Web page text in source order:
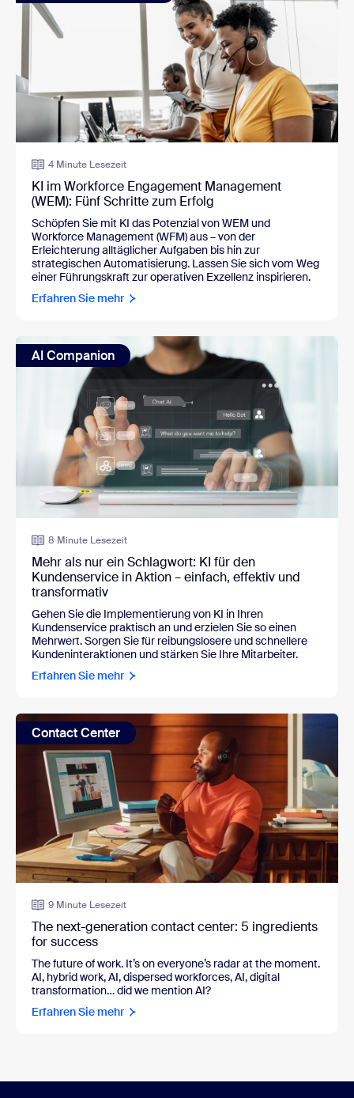
4 Minute Lesezeit
KI im Workforce Engagement Management
(WEM): Fünf Schritte zum Erfolg
Schöpfen Sie mit KI das Potenzial von WEM und
Workforce Management (WFM) aus – von der
Erleichterung alltäglicher Aufgaben bis hin zur
strategischen Automatisierung. Lassen Sie sich vom Weg
einer Führungskraft zur operativen Exzellenz inspirieren.
Erfahren Sie mehr
AI Companion
8 Minute Lesezeit
Mehr als nur ein Schlagwort: KI für den
Kundenservice in Aktion – einfach, effektiv und
transformativ
Gehen Sie die Implementierung von KI in Ihren
Kundenservice praktisch an und erzielen Sie so einen
Mehrwert. Sorgen Sie für reibungslosere und schnellere
Kundeninteraktionen und stärken Sie Ihre Mitarbeiter.
Erfahren Sie mehr
Contact Center
9 Minute Lesezeit
The next-generation contact center: 5 ingredients
for success
The future of work. It’s on everyone’s radar at the moment.
AI, hybrid work, AI, dispersed workforces, AI, digital
transformation… did we mention AI?
Erfahren Sie mehr